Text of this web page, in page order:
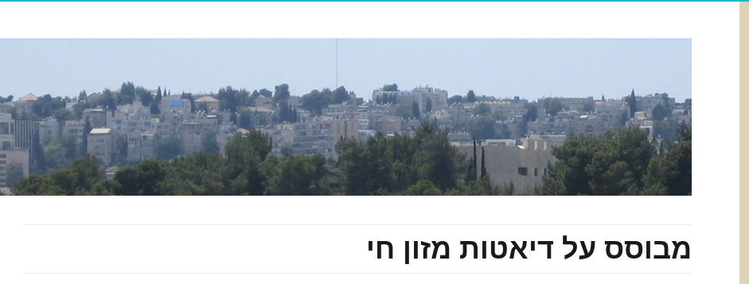
מבוסס על דיאטות מזון חי